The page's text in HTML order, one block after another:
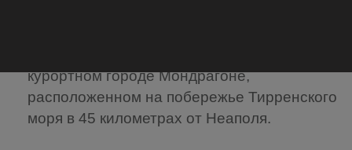
курортном городе Мондрагоне,
расположенном на побережье Тирренского
моря в 45 километрах от Неаполя.